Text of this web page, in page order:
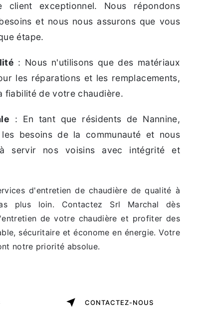
client exceptionnel. Nous répondons
et nous nous assurons que vous
étape.
: Nous n'utilisons que des matériaux
les réparations et les remplacements,
fiabilité de votre chaudière.
: En tant que résidents de Nannine,
besoins de la communauté et nous
servir nos voisins avec intégrité et
d'entretien de chaudière de qualité à
plus loin. Contactez Srl Marchal dès
de votre chaudière et profiter des
sécuritaire et économe en énergie. Votre
notre priorité absolue.
CONTACTEZ-NOUS